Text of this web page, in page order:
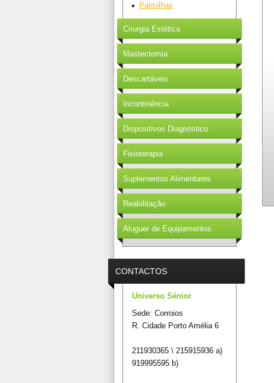
Palmilhas
Cirurgia Estética
Mastectomia
Descartáveis
Incontinência
Dispositivos Diagnóstico
Fisioterapia
Suplementos Alimentares
Reabilitação
Aluguer de Equipamentos
CONTACTOS
Universo Sénior
Sede: Corroios
R. Cidade Porto Amélia 6
211930365 \ 215915936 a)
919995595 b)